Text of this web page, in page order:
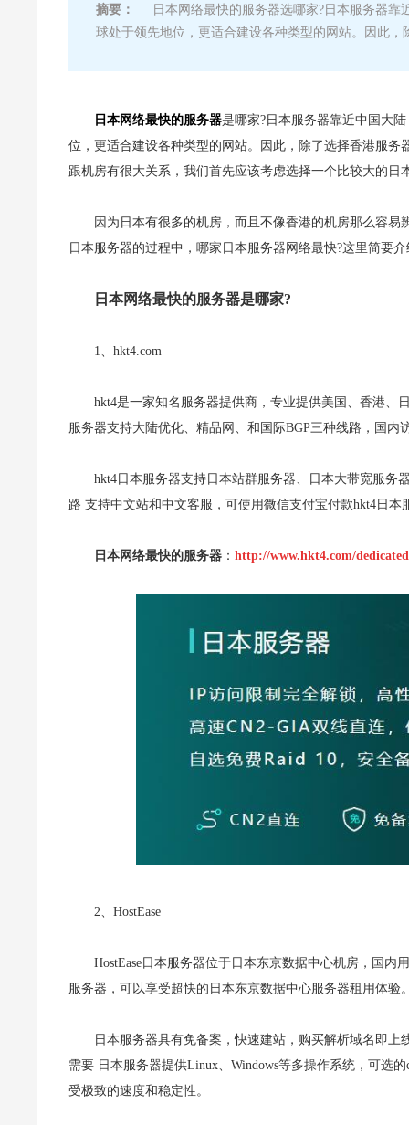
摘要：
日本网络最快的服务器选哪家?日本服务器靠
球处于领先地位，更适合建设各种类型的网站。因此
日本网络最快的服务器是哪家?日本服务器靠近中国大
位，更适合建设各种类型的网站。因此，除了选择香港服
跟机房有很大关系，我们首先应该考虑选择一个比较大的日
因为日本有很多的机房，而且不像香港的机房那么容
日本服务器的过程中，哪家日本服务器网络最快?这里简要
日本网络最快的服务器是哪家?
1、hkt4.com
hkt4是一家知名服务器提供商，专业提供美国、香港、
服务器支持大陆优化、精品网、和国际BGP三种线路，国内
hkt4日本服务器支持日本站群服务器、日本大带宽服务
路 支持中文站和中文客服，可使用微信支付宝付款hkt4日
日本网络最快的服务器 ： http://www.hkt4.com/
2、HostEase
HostEase日本服务器位于日本东京数据中心机房，国内
服务器，可以享受超快的日本东京数据中心服务器租用体验
日本服务器具有免备案，快速建站，购买解析域名即
需要 日本服务器提供Linux、Windows等多操作系统，可选
受极致的速度和稳定性。